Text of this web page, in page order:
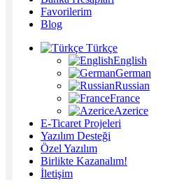
Favorilerim
Blog
Türkçe
English
German
Russian
France
Azerice
E-Ticaret Projeleri
Yazılım Desteği
Özel Yazılım
Birlikte Kazanalım!
İletişim